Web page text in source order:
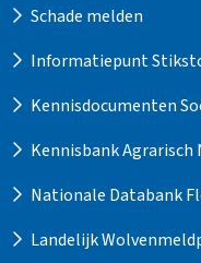
Schade melden
Informatiepunt
Kennisdocumenten
Kennisbank Agrarisch
Nationale Databank
Landelijk